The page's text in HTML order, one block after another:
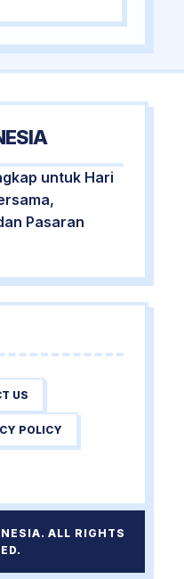
untuk Hari
Pasaran
US
POLICY
ALL RIGHTS